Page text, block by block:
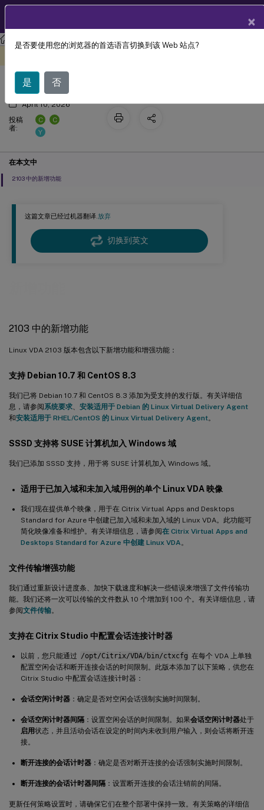
Linux 虚拟投递代理 Linux 虚拟投递代理 2103
这篇文章已经过机器翻译.放弃
切换到英文
2103 中的新增功能
Linux VDA 2103 版本包含以下新增功能和增强功能：
支持 Debian 10.7 和 CentOS 8.3
我们已将 Debian 10.7 和 CentOS 8.3 添加为受支持的发行版。有关详细信
息，请参阅系统要求
安装适用于 Debian 的 Linux Virtual Delivery Agent
和安装适用于 RHEL/CentOS 的 Linux Virtual Delivery Agent。
SSSD 支持将 SUSE 计算机加入 Windows 域
我们已添加 SSSD 支持，用于将 SUSE 计算机加入 Windows 域。
适用于已加入域和未加入域用例的单个 Linux VDA 映像
我们现在提供单个映像，用于在 Citrix Virtual Apps and Desktops
Standard for Azure 中创建已加入域和未加入域的 Linux VDA。此功能可
简化映像准备和维护。有关详细信息，请参阅在 Citrix Virtual Apps and
Desktops Standard for Azure 中创建 Linux VDA 。
文件传输增强功能
我们通过重新设计进度条、加快下载速度和解决一些错误来增强了文件传输功
能。我们还将一次可以传输的文件数从 10 个增加到 100 个。有关详细信息，请
参阅文件传输。
支持在 Citrix Studio 中配置会话连接计时器
以前，您只能通过 /opt/Citrix/VDA/bin/ctxcfg 在每个 VDA 上单独
配置空闲会话和断开连接会话的时间限制。此版本添加了以下策略，供您在
Citrix Studio 中配置会话连接计时器：
会话空闲计时器 ：确定是否对空闲会话强制实施时间限制。
会话空闲计时器间隔 ：设置空闲会话的时间限制。如果会话空闲计时器处于
启用状态，并且活动会话在设定的时间内未收到用户输入，则会话将断开连
接。
断开连接的会话计时器 ：确定是否对断开连接的会话强制实施时间限制。
断开连接的会话计时器间隔 ：设置断开连接的会话注销前的间隔。
更新任何策略设置时，请确保它们在整个部署中保持一致。有关策略的详细信
新增功能
April 10, 2026
投稿
者:
C
C
Y
在本文中
2103 中的新增功能
×
是否要使用您的浏览器的首选语言切换到该 Web 站点?
是 否